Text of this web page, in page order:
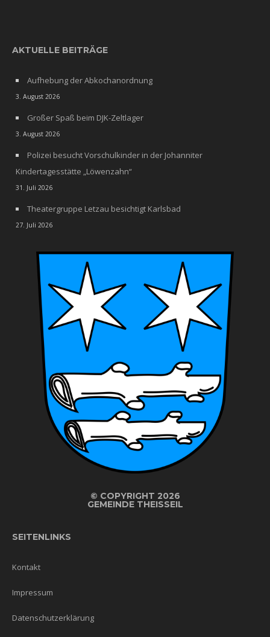
AKTUELLE BEITRÄGE
Aufhebung der Abkochanordnung
3. August 2026
Großer Spaß beim DJK-Zeltlager
3. August 2026
Polizei besucht Vorschulkinder in der Johanniter
Kindertagesstätte „Löwenzahn“
31. Juli 2026
Theatergruppe Letzau besichtigt Karlsbad
27. Juli 2026
© COPYRIGHT 2026
GEMEINDE THEISSEIL
SEITENLINKS
Kontakt
Impressum
Datenschutzerklärung